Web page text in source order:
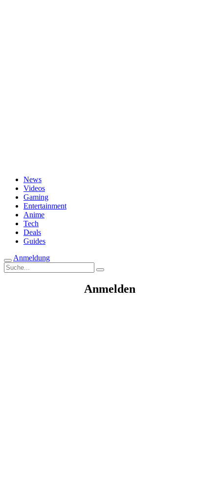
News
Videos
Gaming
Entertainment
Anime
Tech
Deals
Guides
Anmeldung
Suche
nach:
Anmelden